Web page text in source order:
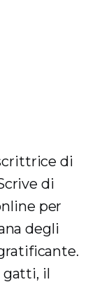
di
di
per
degli
il